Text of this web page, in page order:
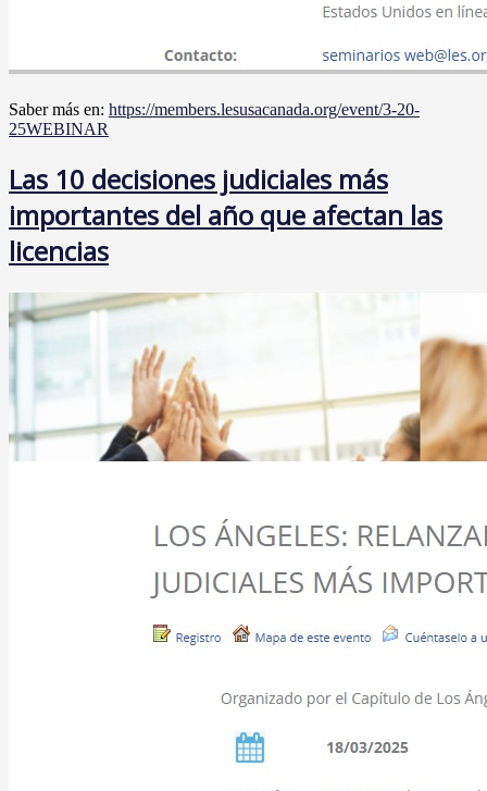
Saber más en: https://members.lesusacanada.org/event/3-20-
25WEBINAR
Las 10 decisiones judiciales más
importantes del año que afectan las
licencias